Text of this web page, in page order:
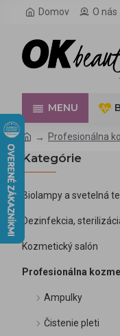
Domov O nás
MENU
Profesionálna
Kategórie
Biolampy a svetelná
Dezinfekcia,
Kozmetický salón
Profesionálna
Ampulky
Čistenie pleti